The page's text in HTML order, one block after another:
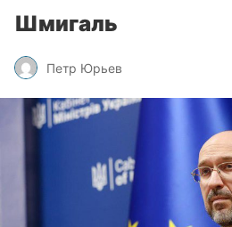
Шмигаль
Петр Юрьев